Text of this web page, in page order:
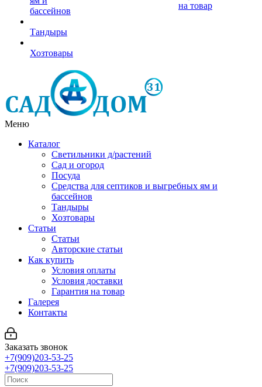
бассейнов
Тандыры
Хозтовары
на товар
Меню
Каталог
Светильники д/растений
Сад и огород
Посуда
Средства для септиков и выгребных ям и
бассейнов
Тандыры
Хозтовары
Статьи
Статьи
Авторские статьи
Как купить
Условия оплаты
Условия доставки
Гарантия на товар
Галерея
Контакты
Заказать звонок
+7(909)203-53-25
+7(909)203-53-25